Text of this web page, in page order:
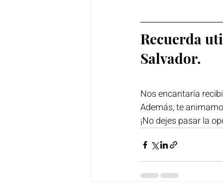
Recuerda
Salvador.
Nos encantaría
Además, te
¡No dejes pasar la